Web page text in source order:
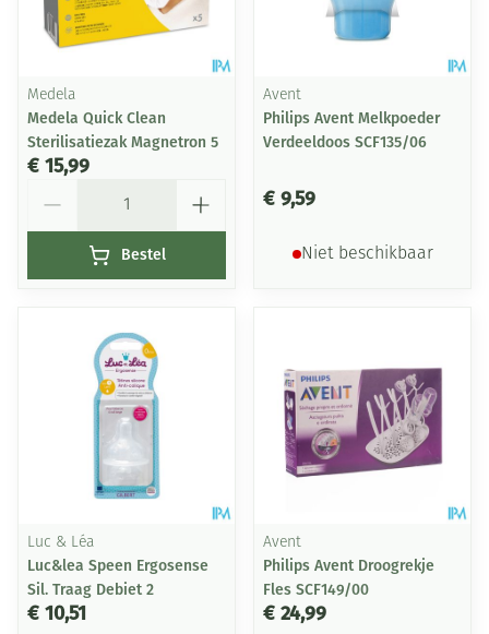
Medela
Medela Quick Clean
Sterilisatiezak Magnetron 5
€ 15,99
Bestel
Avent
Philips Avent Melkpoeder
Verdeeldoos SCF135/06
€ 9,59
Niet beschikbaar
Luc & Léa
Luc&lea Speen Ergosense
Sil. Traag Debiet 2
€ 10,51
Avent
Philips Avent Droogrekje
Fles SCF149/00
€ 24,99